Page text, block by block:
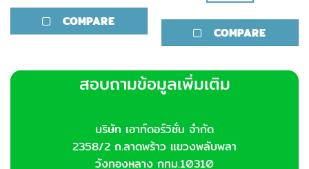
COMPARE
COMPARE
สอบถามข้อมูลเพิ่มเติม
บริษัท เอาท์ดอร์วิชั่น จำกัด
2358/2 ถ.ลาดพร้าว แขวงพลับพลา
วังทองหลาง กทม.10310